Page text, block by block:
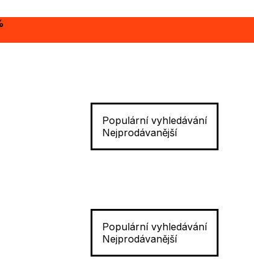
Populární vyhledávání
Nejprodávanější
Populární vyhledávání
Nejprodávanější